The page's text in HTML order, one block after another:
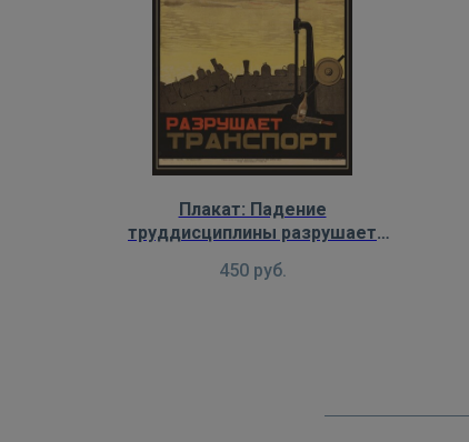
Плакат: Падение
труддисциплины разрушает
450 руб.